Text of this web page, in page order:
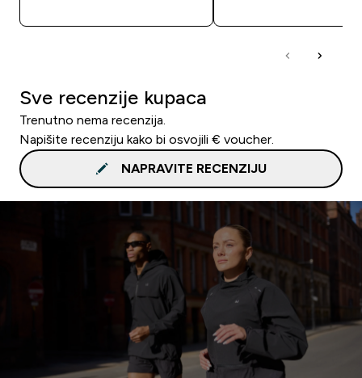
Sve recenzije kupaca
Trenutno nema recenzija.
Napišite recenziju kako bi osvojili € voucher.
NAPRAVITE RECENZIJU